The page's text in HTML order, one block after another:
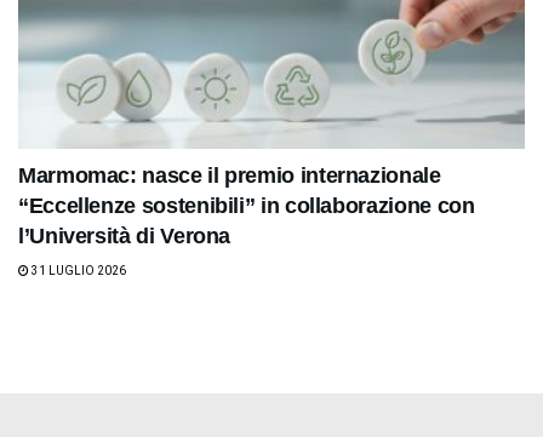
Marmomac: nasce il premio internazionale
“Eccellenze sostenibili” in collaborazione con
l’Università di Verona
31 LUGLIO 2026